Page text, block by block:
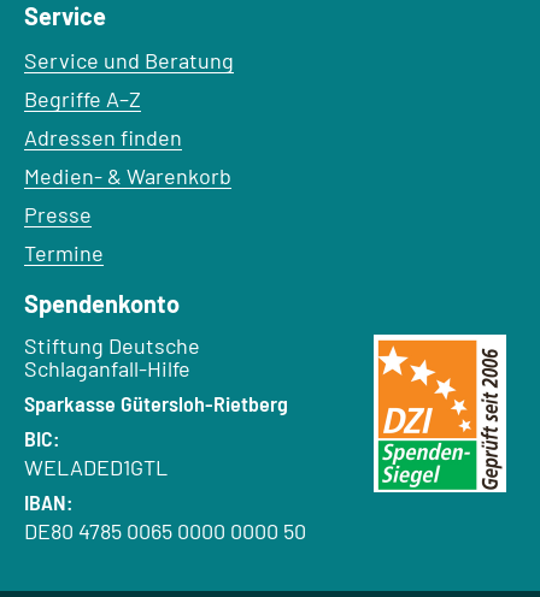
Service
Service und Beratung
Begriffe A–Z
Adressen finden
Medien- & Warenkorb
Presse
Termine
Spendenkonto
Empfänger:
Stiftung Deutsche
Schlaganfall-Hilfe
Bank:
Sparkasse Gütersloh-Rietberg
BIC:
WELADED1GTL
IBAN:
DE80 4785 0065 0000 0000 50